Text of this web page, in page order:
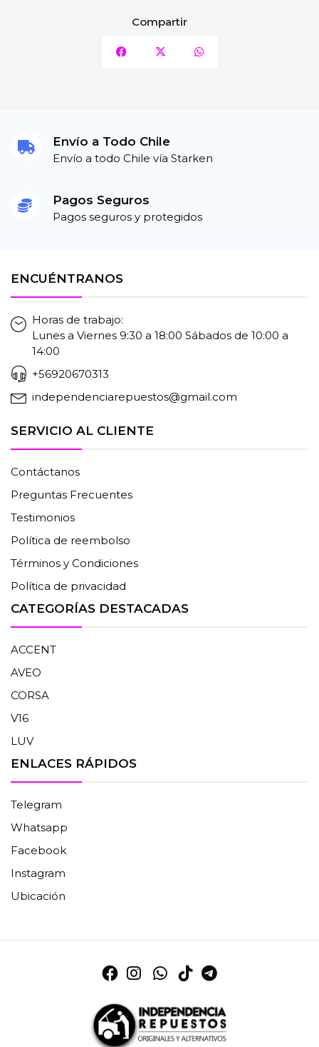
Compartir
Envío a Todo Chile
Envío a todo Chile vía Starken
Pagos Seguros
Pagos seguros y protegidos
ENCUÉNTRANOS
Horas de trabajo:
Lunes a Viernes 9:30 a 18:00 Sábados de 10:00 a
14:00
+56920670313
independenciarepuestos@gmail.com
SERVICIO AL CLIENTE
Contáctanos
Preguntas Frecuentes
Testimonios
Política de reembolso
Términos y Condiciones
Política de privacidad
CATEGORÍAS DESTACADAS
ACCENT
AVEO
CORSA
V16
LUV
ENLACES RÁPIDOS
Telegram
Whatsapp
Facebook
Instagram
Ubicación